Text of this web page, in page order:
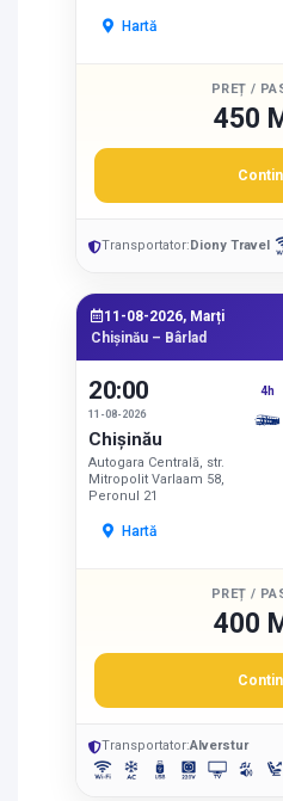
Hartă
PREȚ /
450
Transportator:Diony Travel
11-08-2026, Marți
Chișinău – Bârlad
20:00
11-08-2026
Chișinău
Autogara Centrală, str.
Mitropolit Varlaam 58,
Peronul 21
Hartă
4h
PREȚ /
400
Transportator:Alverstur